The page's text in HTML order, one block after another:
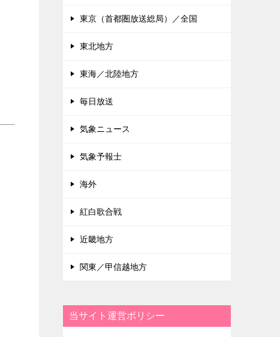
東京（首都圏放送総局）／全国
東北地方
東海／北陸地方
毎日放送
気象ニュース
気象予報士
海外
紅白歌合戦
近畿地方
関東／甲信越地方
当サイト運営ポリシー